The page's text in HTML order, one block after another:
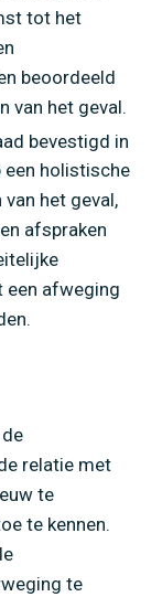
tot het
beoordeeld
van het geval.
bevestigd in
holistische
het geval,
afspraken
een afweging
relatie met
te
te kennen.
te